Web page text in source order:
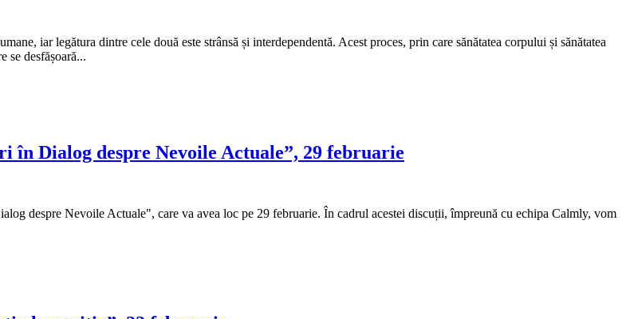
iar legătura dintre cele două este strânsă și interdependentă. Acest proces, prin care sănătatea corpului și sănătatea
se desfășoară...
în Dialog despre Nevoile Actuale”, 29 februarie
despre Nevoile Actuale", care va avea loc pe 29 februarie. În cadrul acestei discuții, împreună cu echipa Calmly, vom